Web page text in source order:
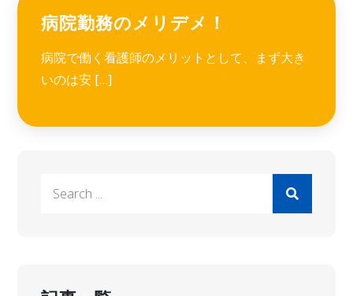
病院勤務のメリデメ！
病院で働く看護師のメリットとして、まず大き
いのは安 […]